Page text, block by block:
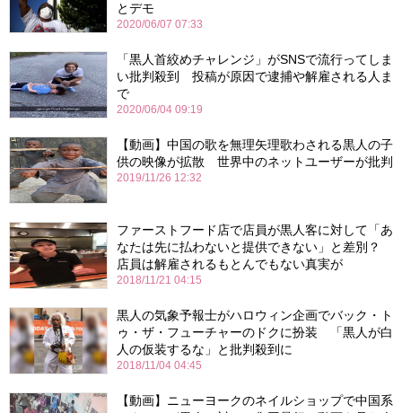
とデモ
2020/06/07 07:33
「黒人首絞めチャレンジ」がSNSで流行ってしま
い批判殺到 投稿が原因で逮捕や解雇される人ま
で
2020/06/04 09:19
【動画】中国の歌を無理矢理歌わされる黒人の子
供の映像が拡散 世界中のネットユーザーが批判
2019/11/26 12:32
ファーストフード店で店員が黒人客に対して「あ
なたは先に払わないと提供できない」と差別？
店員は解雇されるもとんでもない真実が
2018/11/21 04:15
黒人の気象予報士がハロウィン企画でバック・ト
ゥ・ザ・フューチャーのドクに扮装 「黒人が白
人の仮装するな」と批判殺到に
2018/11/04 04:45
【動画】ニューヨークのネイルショップで中国系